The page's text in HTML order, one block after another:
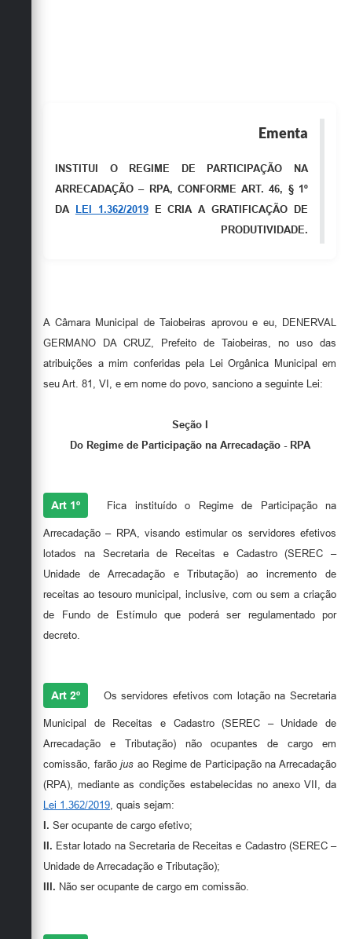
Secretarias
Ementa
INSTITUI O REGIME DE PARTICIPAÇÃO NA
ARRECADAÇÃO – RPA, CONFORME ART. 46, § 1º
DA
LEI 1.362/2019E CRIA A GRATIFICAÇÃO DE
PRODUTIVIDADE.
A Câmara Municipal de Taiobeiras aprovou e eu, DENERVAL
GERMANO DA CRUZ, Prefeito de Taiobeiras, no uso das
atribuições a mim conferidas pela Lei Orgânica Municipal em
seu Art. 81, VI, e em nome do povo, sanciono a seguinte Lei:
Seção I
Do Regime de Participação na Arrecadação - RPA
Art 1º Fica instituído o Regime de Participação na
Arrecadação – RPA, visando estimular os servidores efetivos
lotados na Secretaria de Receitas e Cadastro (SEREC –
Unidade de Arrecadação e Tributação) ao incremento de
receitas ao tesouro municipal, inclusive, com ou sem a criação
de Fundo de Estímulo que poderá ser regulamentado por
decreto.
Art 2º Os servidores efetivos com lotação na Secretaria
Municipal de Receitas e Cadastro (SEREC – Unidade de
Arrecadação e Tributação) não ocupantes de cargo em
comissão, farãojus ao Regime de Participação na Arrecadação
(RPA), mediante as condições estabelecidas no anexo VII, da
Lei 1.362/2019 , quais sejam:
I. Ser ocupante de cargo efetivo;
II. Estar lotado na Secretaria de Receitas e Cadastro (SEREC –
Unidade de Arrecadação e Tributação);
III. Não ser ocupante de cargo em comissão.